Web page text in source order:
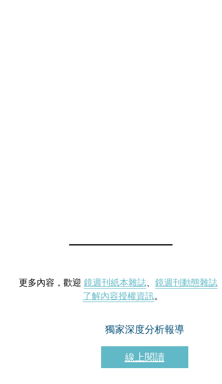
更多內容，歡迎 鏡週刊紙本雜誌、 鏡週刊動態雜誌
了解內容授權資訊。
獨家深度分析報導
線上閱讀